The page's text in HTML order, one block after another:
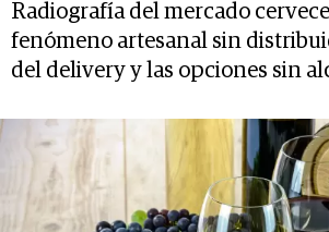
Radiografía del mercado
fenómeno artesanal sin
del delivery y las opciones sin